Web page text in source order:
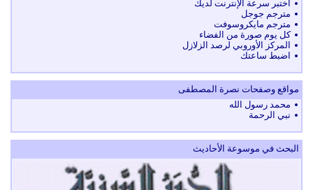
اختبر سرعة الإنترنت لديك
مترجم جوجل
مترجم مايكروسوفت
كل يوم صورة من الفضاء
المركز الأوروبي لرصد الزلازل
اضبط ساعتك
مواقع وصفحات نصرة المصطفى
محمد رسول الله
نبي الرحمة
البحث في موسوعة الأحاديث